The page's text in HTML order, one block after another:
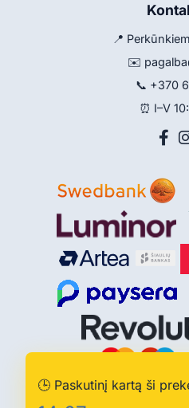
🕒 Paskutinį kartą ši
📍
✉️
📞 +370
⏰ I–V